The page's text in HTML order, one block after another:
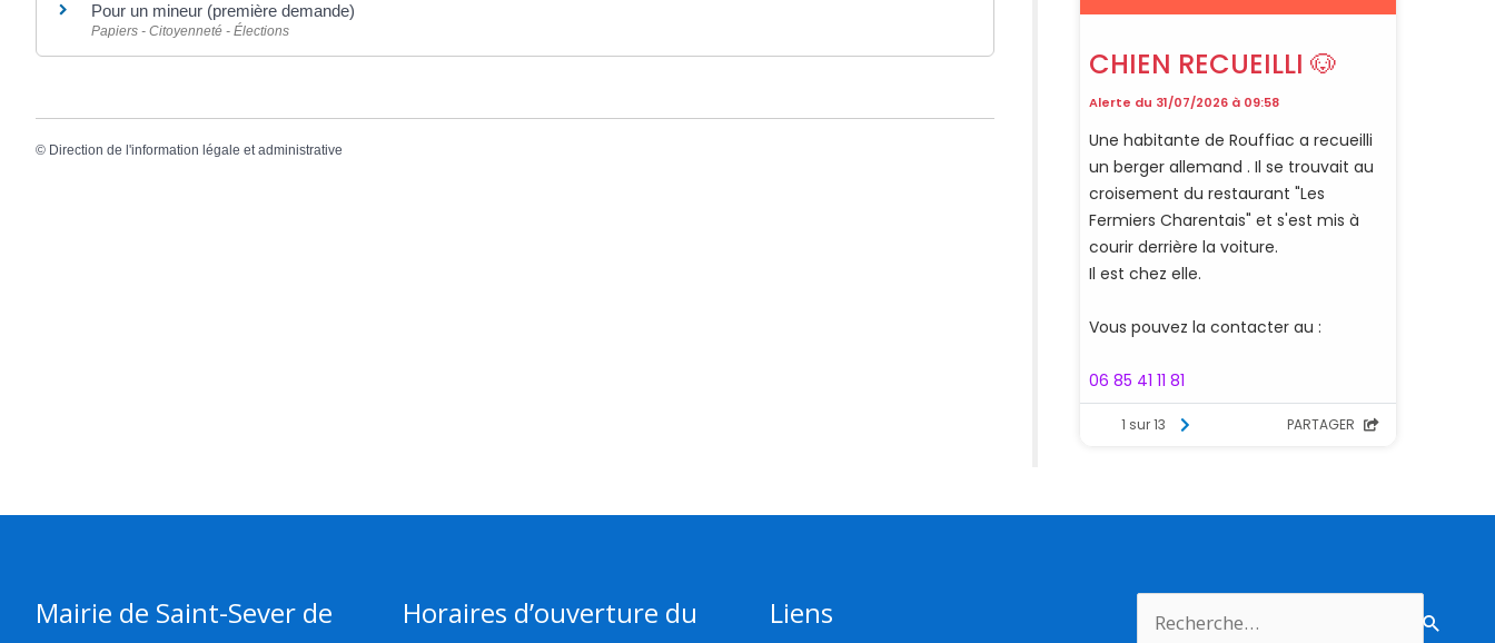
Pour un mineur (première demande)
Papiers - Citoyenneté - Élections
© Direction de l'information légale et administrative
Mairie de Saint-Sever de
Horaires d’ouverture du
Liens